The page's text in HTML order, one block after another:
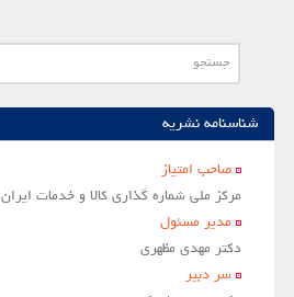
مرور
جستجو پیشرفته
راهنمای نویسندگان
نحوه ارسال مقاله
شناسنامه نشریه
صاحب امتياز
مركز ملي شماره گذاري كالا و خدمات ايران
مدير مسئول
دکتر مهدی مظهری
سر دبير